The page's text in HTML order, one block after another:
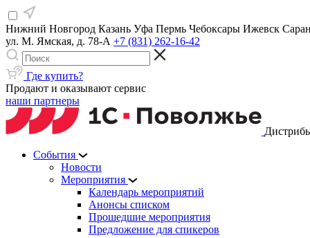
Нижний Новгород Казань Уфа Пермь Чебоксары Ижевск
ул. М. Ямская, д. 78-А +7 (831) 262-16-42
Где купить?
Продают и оказывают сервис
наши партнеры
События
Новости
Мероприятия
Календарь мероприятий
Анонсы списком
Прошедшие мероприятия
Предложение для спикеров